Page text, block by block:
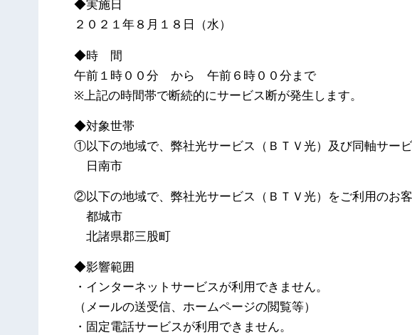
◆実施日
２０２１年８月１８日（水）
◆時 間
午前１時００分 から 午前６時００分まで
※上記の時間帯で断続的にサービス断が発生します。
◆対象世帯
①以下の地域で、弊社光サービス（ＢＴＶ光）及び同軸サー
日南市
②以下の地域で、弊社光サービス（ＢＴＶ光）をご利用のお
都城市
北諸県郡三股町
◆影響範囲
・インターネットサービスが利用できません。
（メールの送受信、ホームページの閲覧等）
・固定電話サービスが利用できません。